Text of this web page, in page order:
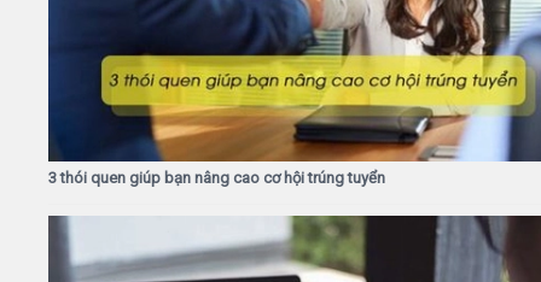
3 thói quen giúp bạn nâng cao cơ hội trúng tuyển